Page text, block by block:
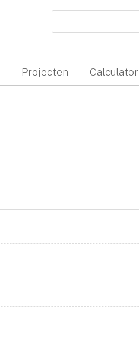
Projecten Calculator